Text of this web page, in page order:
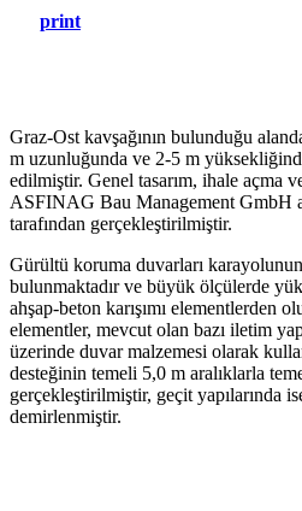
print
Graz-Ost kavşağının bulunduğu
m uzunluğunda ve 2-5 m
edilmiştir. Genel tasarım, ihale açma
ASFINAG Bau Management GmbH
tarafından gerçekleştirilmiştir.
Gürültü koruma duvarları
bulunmaktadır ve büyük ölçülerde
ahşap-beton karışımı elementlerden
elementler, mevcut olan bazı iletim
üzerinde duvar malzemesi olarak
desteğinin temeli 5,0 m aralıklarla
gerçekleştirilmiştir, geçit yapılarında
demirlenmiştir.